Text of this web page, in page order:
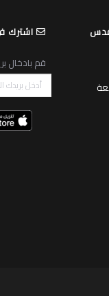
اشترك
قم بادخال